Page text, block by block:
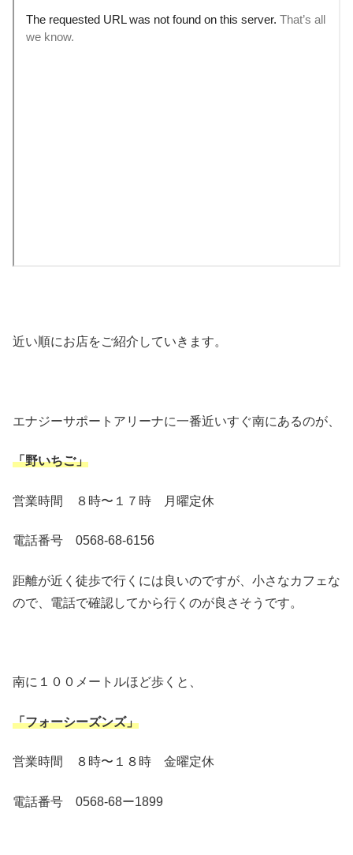
近い順にお店をご紹介していきます。
エナジーサポートアリーナに一番近いすぐ南にあるのが、
「野いちご」
営業時間 ８時〜１７時 月曜定休
電話番号 0568-68-6156
距離が近く徒歩で行くには良いのですが、小さなカフェな
ので、電話で確認してから行くのが良さそうです。
南に１００メートルほど歩くと、
「フォーシーズンズ」
営業時間 ８時〜１８時 金曜定休
電話番号 0568-68ー1899